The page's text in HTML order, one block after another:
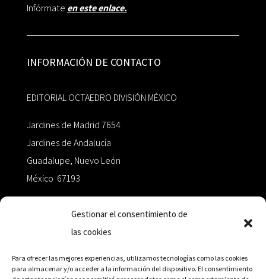
Gestionar el consentimiento de
las cookies
Para ofrecer las mejores experiencias, utilizamos tecnologías como las cookies
para almacenar y/o acceder a la información del dispositivo. El consentimiento
Infórmate en este enlace.
INFORMACIÓN DE CONTACTO
EDITORIAL OCTAEDRO DIVISIÓN MÉXICO
Jardines de Madrid 7654
Jardines de Andalucía
Guadalupe, Nuevo León
México 67193
+52 811.499.5638